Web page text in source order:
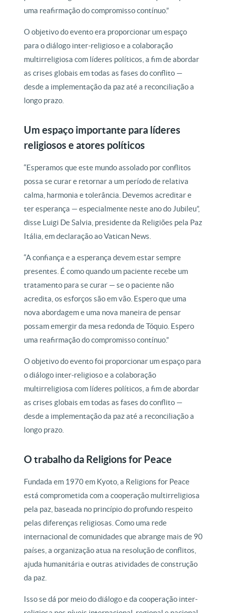
uma reafirmação do compromisso contínuo.”
O objetivo do evento era proporcionar um espaço
para o diálogo inter-religioso e a colaboração
multirreligiosa com líderes políticos, a fim de abordar
as crises globais em todas as fases do conflito —
desde a implementação da paz até a reconciliação a
longo prazo.
Um espaço importante para líderes
religiosos e atores políticos
“Esperamos que este mundo assolado por conflitos
possa se curar e retornar a um período de relativa
calma, harmonia e tolerância. Devemos acreditar e
ter esperança — especialmente neste ano do Jubileu”,
disse Luigi De Salvia, presidente da Religiões pela Paz
Itália, em declaração ao Vatican News.
“A confiança e a esperança devem estar sempre
presentes. É como quando um paciente recebe um
tratamento para se curar — se o paciente não
acredita, os esforços são em vão. Espero que uma
nova abordagem e uma nova maneira de pensar
possam emergir da mesa redonda de Tóquio. Espero
uma reafirmação do compromisso contínuo.”
O objetivo do evento foi proporcionar um espaço para
o diálogo inter-religioso e a colaboração
multirreligiosa com líderes políticos, a fim de abordar
as crises globais em todas as fases do conflito —
desde a implementação da paz até a reconciliação a
longo prazo.
O trabalho da Religions for Peace
Fundada em 1970 em Kyoto, a Religions for Peace
está comprometida com a cooperação multirreligiosa
pela paz, baseada no princípio do profundo respeito
pelas diferenças religiosas. Como uma rede
internacional de comunidades que abrange mais de 90
países, a organização atua na resolução de conflitos,
ajuda humanitária e outras atividades de construção
da paz.
Isso se dá por meio do diálogo e da cooperação inter-